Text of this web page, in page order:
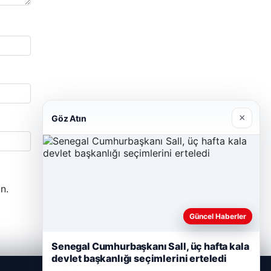
Göz Atın ×
Güncel Haberler
Senegal Cumhurbaşkanı Sall, üç hafta kala
devlet başkanlığı seçimlerini erteledi